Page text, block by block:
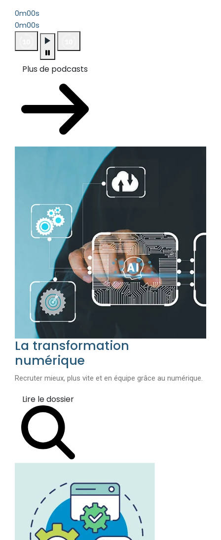
0m00s
0m00s
Plus de podcasts
La transformation
numérique
Recruter mieux, plus vite et en équipe grâce au numérique.
Lire le dossier